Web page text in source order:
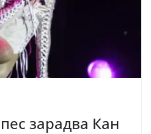
зарадва Кан